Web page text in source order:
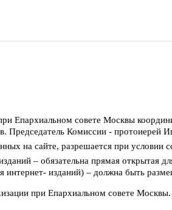
Епархиальном совете Москвы
Председатель Комиссии - протоиерей
на сайте, разрешается при условии
– обязательна прямая открытая
интернет- изданий) – должна быть
при Епархиальном совете